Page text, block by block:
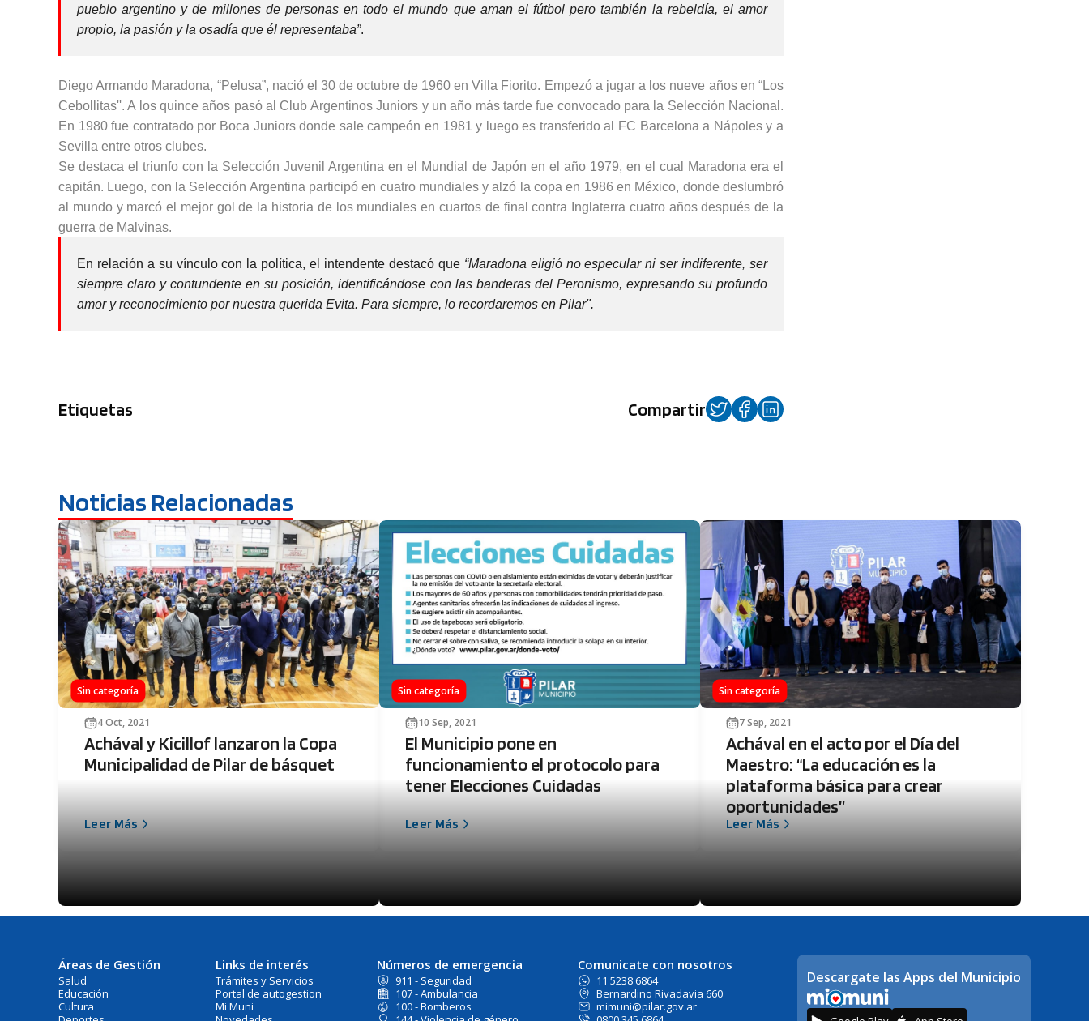
pueblo argentino y de millones de personas en todo el mundo que aman el fútbol pero también la rebeldía, el amor
propio, la pasión y la osadía que él representaba”.
Diego Armando Maradona, “Pelusa”, nació el 30 de octubre de 1960 en Villa Fiorito. Empezó a jugar a los nueve años en “Los
Cebollitas''. A los quince años pasó al Club Argentinos Juniors y un año más tarde fue convocado para la Selección Nacional.
En 1980 fue contratado por Boca Juniors donde sale campeón en 1981 y luego es transferido al FC Barcelona a Nápoles y a
Sevilla entre otros clubes.
Se destaca el triunfo con la Selección Juvenil Argentina en el Mundial de Japón en el año 1979, en el cual Maradona era el
capitán. Luego, con la Selección Argentina participó en cuatro mundiales y alzó la copa en 1986 en México, donde deslumbró
al mundo y marcó el mejor gol de la historia de los mundiales en cuartos de final contra Inglaterra cuatro años después de la
guerra de Malvinas.
En relación a su vínculo con la política, el intendente destacó que “Maradona eligió no especular ni ser indiferente, ser
siempre claro y contundente en su posición, identificándose con las banderas del Peronismo, expresando su profundo
amor y reconocimiento por nuestra querida Evita. Para siempre, lo recordaremos en Pilar".
Etiquetas Compartir
Noticias Relacionadas
Sin categoría
4 Oct, 2021
Achával y Kicillof lanzaron la Copa
Municipalidad de Pilar de básquet
Leer Más
Sin categoría
10 Sep, 2021
El Municipio pone en
funcionamiento el protocolo para
tener Elecciones Cuidadas
Leer Más
Sin categoría
7 Sep, 2021
Achával en el acto por el Día del
Maestro: “La educación es la
plataforma básica para crear
oportunidades”
Leer Más
Áreas de Gestión
Salud
Educación
Cultura
Links de interés
Trámites y Servicios
Portal de autogestion
Mi Muni
Números de emergencia
911 - Seguridad
107 - Ambulancia
100 - Bomberos
Comunicate con nosotros
11 5238 6864
Bernardino Rivadavia 660
mimuni@pilar.gov.ar
Descargate las Apps del Municipio